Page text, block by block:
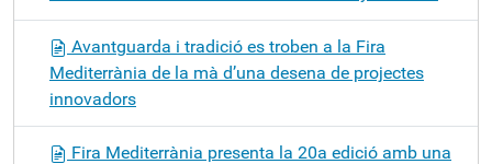
Avantguarda i tradició es troben a la Fira
Mediterrània de la mà d’una desena de projectes
innovadors
Fira Mediterrània presenta la 20a edició amb una